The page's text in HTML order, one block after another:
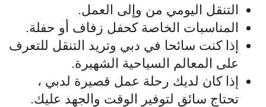
التنقل اليومي من وإلى العمل.
المناسبات الخاصة كحفل زفاف أو حفلة.
إذا كنت سائحا في دبي وتريد التنقل للتعرف
على المعالم السياحية الشهيرة.
إذا كان لديك رحلة عمل قصيرة لدبي ،
تحتاج سائق لتوفير الوقت والجهد عليك.